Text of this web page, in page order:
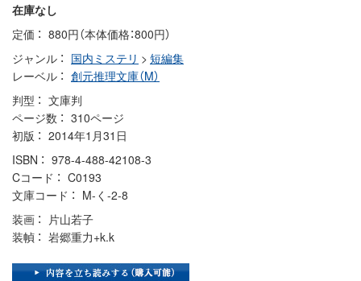
在庫なし
定価
880円（本体価格：800円）
ジャンル
国内ミステリ > 短編集
レーベル
創元推理文庫（M）
判型
文庫判
ページ数
310ページ
初版
2014年1月31日
ISBN
978-4-488-42108-3
Cコード
C0193
文庫コード
M-く-2-8
装画
片山若子
装幀
岩郷重力+k.k